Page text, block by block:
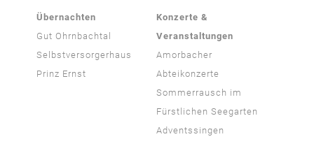
Übernachten
Gut Ohrnbachtal
Selbstversorgerhaus
Prinz Ernst
Konzerte &
Veranstaltungen
Amorbacher
Abteikonzerte
Sommerrausch im
Fürstlichen Seegarten
Adventssingen